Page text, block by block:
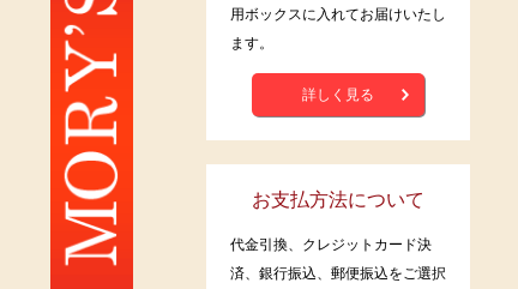
用ボックスに入れてお届けいたし
ます。
詳しく見る
お支払方法について
代金引換、クレジットカード決
済、銀行振込、郵便振込をご選択